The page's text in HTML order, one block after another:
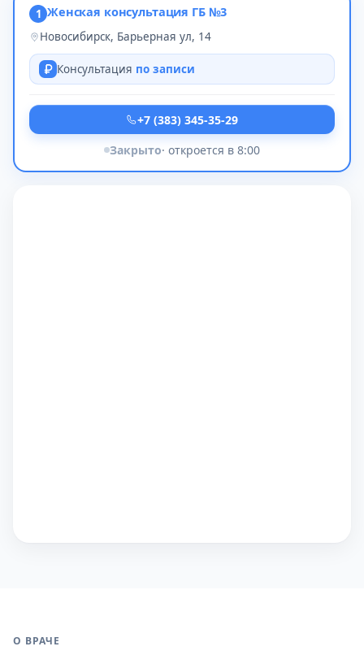
1 Женская консультация ГБ №3
Новосибирск, Барьерная ул, 14
Консультация по записи
+7 (383) 345-35-29
Закрыто· откроется в 8:00
О ВРАЧЕ